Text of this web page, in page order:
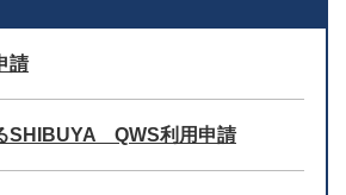
請
SHIBUYA QWS利用申請